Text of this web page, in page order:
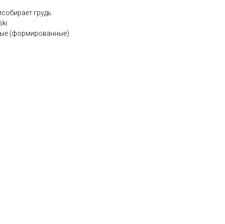
грудь
(формированные)